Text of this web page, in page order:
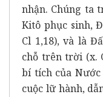
nhận. Chúng ta
Kitô phục sinh,
Cl 1,18), và là
chỗ trên trời (x.
bí tích của
cuộc lữ hành,